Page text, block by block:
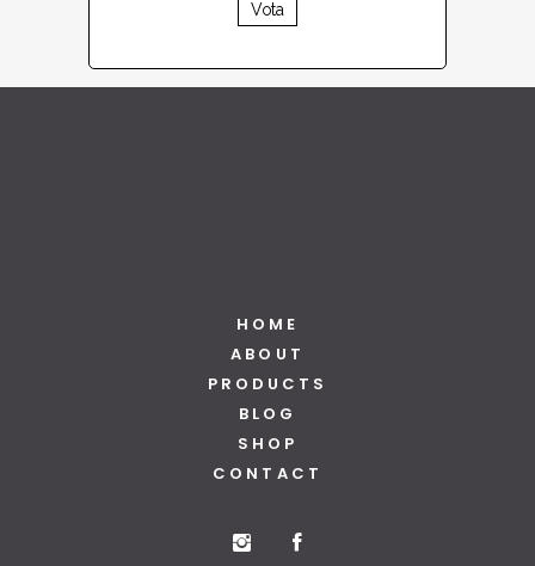
Vota
HOME
ABOUT
PRODUCTS
BLOG
SHOP
CONTACT